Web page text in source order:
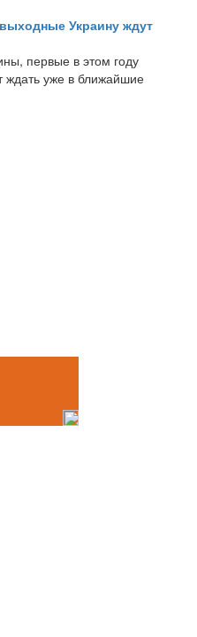
Украину ждут
первые в этом году
ждать уже в ближайшие